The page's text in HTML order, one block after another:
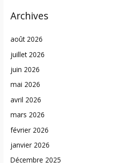
Archives
août 2026
juillet 2026
juin 2026
mai 2026
avril 2026
mars 2026
février 2026
janvier 2026
Décembre 2025